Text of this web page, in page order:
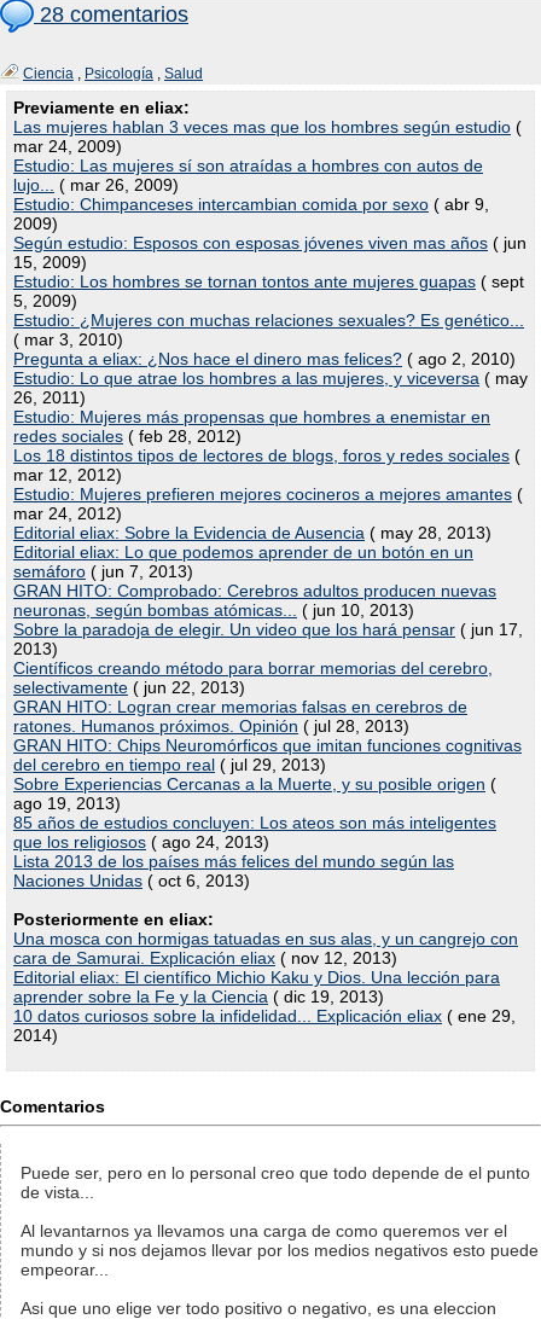
28 comentarios
Ciencia , Psicología , Salud
Previamente en eliax:
Las mujeres hablan 3 veces mas que los hombres según estudio (
mar 24, 2009)
Estudio: Las mujeres sí son atraídas a hombres con autos de
lujo...
( mar 26, 2009)
Estudio: Chimpanceses intercambian comida por sexo ( abr 9,
2009)
Según estudio: Esposos con esposas jóvenes viven mas años ( jun
15, 2009)
Estudio: Los hombres se tornan tontos ante mujeres guapas ( sept
5, 2009)
Estudio: ¿Mujeres con muchas relaciones sexuales? Es genético...
( mar 3, 2010)
Pregunta a eliax: ¿Nos hace el dinero mas felices? ( ago 2, 2010)
Estudio: Lo que atrae los hombres a las mujeres, y viceversa ( may
26, 2011)
Estudio: Mujeres más propensas que hombres a enemistar en
redes sociales ( feb 28, 2012)
Los 18 distintos tipos de lectores de blogs, foros y redes sociales (
mar 12, 2012)
Estudio: Mujeres prefieren mejores cocineros a mejores amantes (
mar 24, 2012)
Editorial eliax: Sobre la Evidencia de Ausencia ( may 28, 2013)
Editorial eliax: Lo que podemos aprender de un botón en un
semáforo ( jun 7, 2013)
GRAN HITO: Comprobado: Cerebros adultos producen nuevas
neuronas, según bombas atómicas...
( jun 10, 2013)
Sobre la paradoja de elegir. Un video que los hará pensar ( jun 17,
2013)
Científicos creando método para borrar memorias del cerebro,
selectivamente ( jun 22, 2013)
GRAN HITO: Logran crear memorias falsas en cerebros de
ratones. Humanos próximos. Opinión ( jul 28, 2013)
GRAN HITO: Chips Neuromórficos que imitan funciones cognitivas
del cerebro en tiempo real ( jul 29, 2013)
Sobre Experiencias Cercanas a la Muerte, y su posible origen (
ago 19, 2013)
85 años de estudios concluyen: Los ateos son más inteligentes
que los religiosos ( ago 24, 2013)
Lista 2013 de los países más felices del mundo según las
Naciones Unidas ( oct 6, 2013)
Posteriormente en eliax:
Una mosca con hormigas tatuadas en sus alas, y un cangrejo con
cara de Samurai. Explicación eliax ( nov 12, 2013)
Editorial eliax: El científico Michio Kaku y Dios. Una lección para
aprender sobre la Fe y la Ciencia ( dic 19, 2013)
10 datos curiosos sobre la infidelidad... Explicación eliax ( ene 29,
2014)
Comentarios
Puede ser, pero en lo personal creo que todo depende de el punto
de vista...
Al levantarnos ya llevamos una carga de como queremos ver el
mundo y si nos dejamos llevar por los medios negativos esto puede
empeorar...
Asi que uno elige ver todo positivo o negativo, es una eleccion